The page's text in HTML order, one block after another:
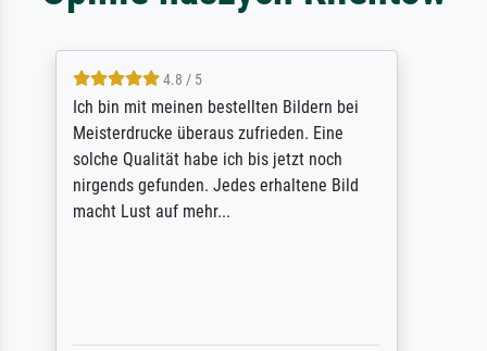
5 / 5
Rundum positive Erfahrung. Die Ausführung
des Auftrags hat eine Weile gedauert, die
angekündigte Lieferzeit wurde aber
letztlich sogar etwas unterschritten. Die
Qualität des Papiers und des Drucks